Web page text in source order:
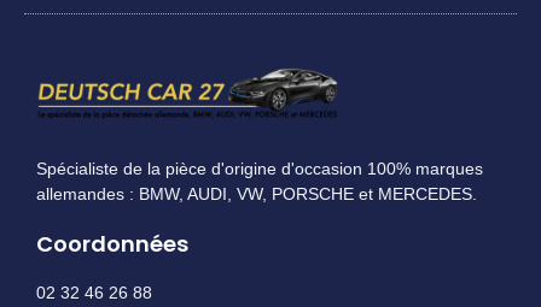
Spécialiste de la pièce d'origine d'occasion 100% marques
allemandes : BMW, AUDI, VW, PORSCHE et MERCEDES.
Coordonnées
02 32 46 26 88